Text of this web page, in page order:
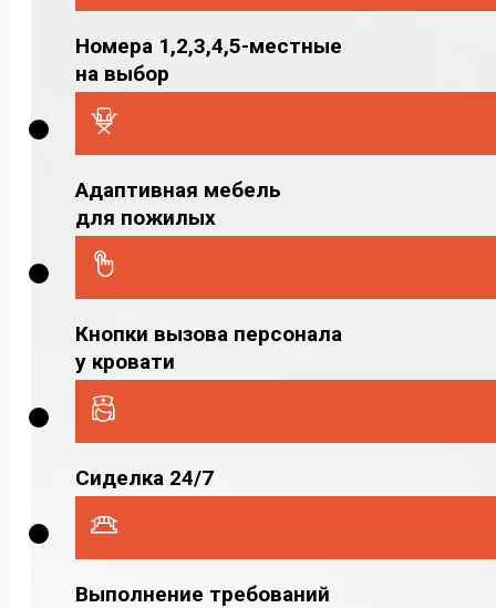
Номера 1,2,3,4,5-местные
на выбор
Адаптивная мебель
для пожилых
Кнопки вызова персонала
у кровати
Сиделка 24/7
Выполнение требований